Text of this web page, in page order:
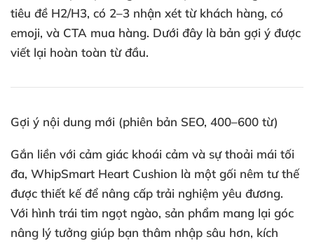
tiêu đề H2/H3, có 2–3 nhận xét từ khách hàng, có
emoji, và CTA mua hàng. Dưới đây là bản gợi ý được
viết lại hoàn toàn từ đầu.
Gợi ý nội dung mới (phiên bản SEO, 400–600 từ)
Gắn liền với cảm giác khoái cảm và sự thoải mái tối
đa, WhipSmart Heart Cushion là một gối nêm tư thế
được thiết kế để nâng cấp trải nghiệm yêu đương.
Với hình trái tim ngọt ngào, sản phẩm mang lại góc
nâng lý tưởng giúp bạn thâm nhập sâu hơn, kích